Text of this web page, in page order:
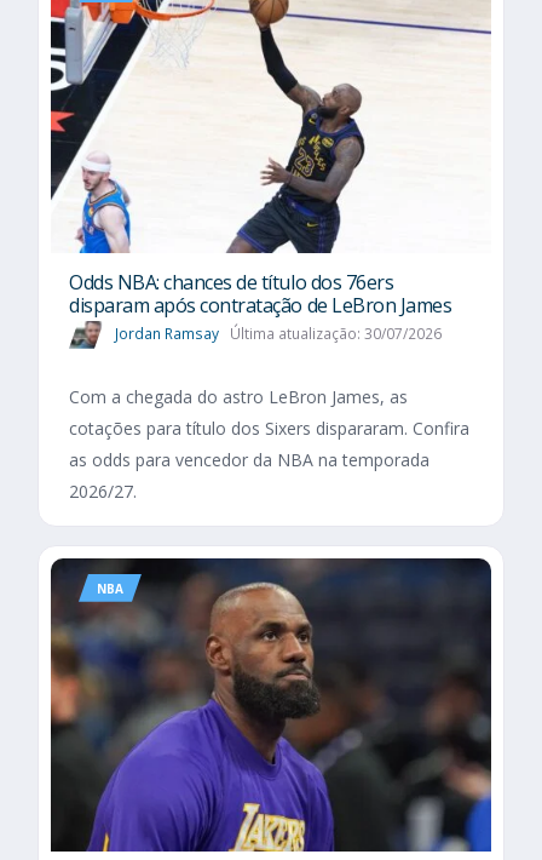
Odds NBA: chances de título dos 76ers
disparam após contratação de LeBron James
Jordan Ramsay Última atualização: 30/07/2026
Com a chegada do astro LeBron James, as
cotações para título dos Sixers dispararam. Confira
as odds para vencedor da NBA na temporada
2026/27.
NBA